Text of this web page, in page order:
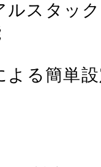
ルスタッ
よる簡単